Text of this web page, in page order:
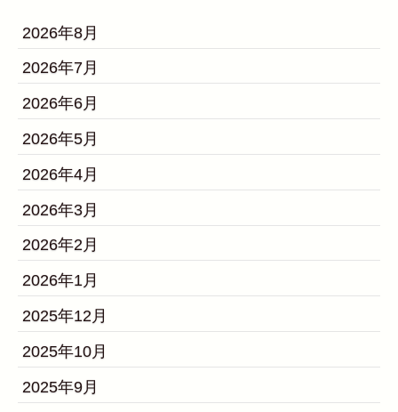
2026年8月
2026年7月
2026年6月
2026年5月
2026年4月
2026年3月
2026年2月
2026年1月
2025年12月
2025年10月
2025年9月